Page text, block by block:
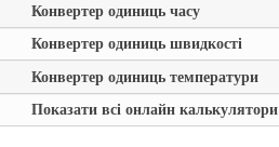
Конвертер одиниць часу
Конвертер одиниць швидкості
Конвертер одиниць температури
Показати всі онлайн калькулятори